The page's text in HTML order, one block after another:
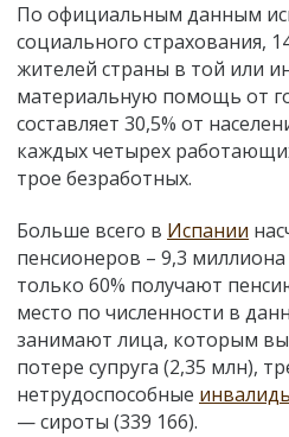
По официальным данным
социального страхования,
жителей страны в той или
материальную помощь от
составляет 30,5% от
каждых четырех
трое безработных.
Больше всего в Испании
пенсионеров – 9,3
только 60% получают
место по численности в
занимают лица, которым
потере супруга (2,35 млн),
нетрудоспособные
— сироты (339 166).